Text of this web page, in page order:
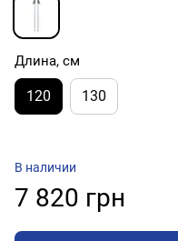
Длина, см
120 130
В наличии
7 820 грн